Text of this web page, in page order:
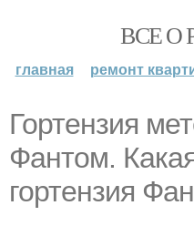
ВСЕ О
главная ремонт
Гортензия
Фантом.
гортензия